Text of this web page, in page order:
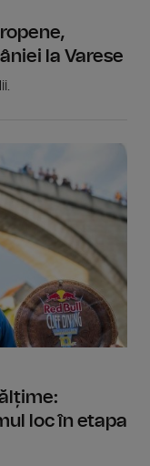
la Varese
loc în etapa